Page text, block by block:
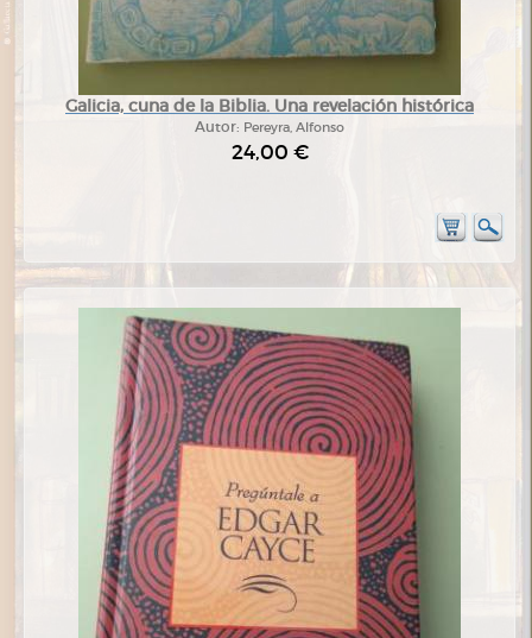
Galicia, cuna de la Biblia. Una revelación histórica
Autor: Pereyra, Alfonso
24,00 €